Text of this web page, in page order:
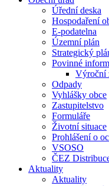
Úřední deska
Hospodaření
E-podatelna
Územní plán
Strategický
Povinné
Výroční
Odpady
Vyhlášky obce
Zastupitelstvo
Formuláře
Životní situace
Prohlášení o
VSOSO
ČEZ
Aktuality
Aktuality